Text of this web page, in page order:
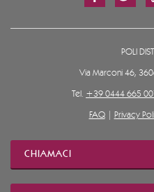
POLI
Via Marconi 46,
Tel. +39 0444 665
FAQ| Privacy
CHIAMACI